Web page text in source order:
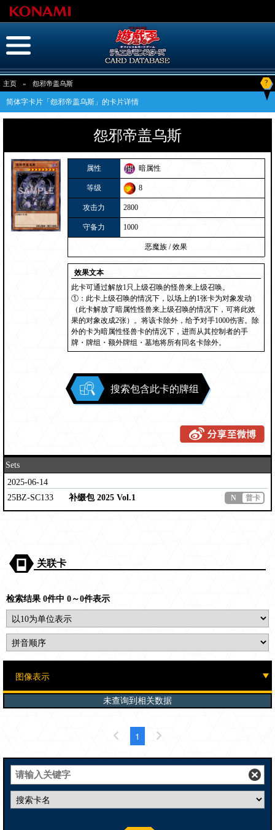
主页 » 怨邪帝盖乌斯 ?
简体字卡片「怨邪帝盖乌斯」的卡片详情
怨邪帝盖乌斯
属性 暗属性
等级 8
攻击力 2800
守备力 1000
恶魔族 / 效果
效果文本
此卡可通过解放1只上级召唤的怪兽来上级召唤。
①：此卡上级召唤的情况下，以场上的1张卡为对象发动
（此卡解放了暗属性怪兽来上级召唤的情况下，可将此效
果的对象改成2张）。将该卡除外，给予对手1000伤害。除
外的卡为暗属性怪兽卡的情况下，进而从其控制者的手
牌・牌组・额外牌组・墓地将所有同名卡除外。
搜索包含此卡的牌组
Sets
2025-06-14
25BZ-SC133
补缀包 2025 Vol.1 N 普卡
关联卡
检索结果 0件中 0～0件表示
未查询到相关数据
1